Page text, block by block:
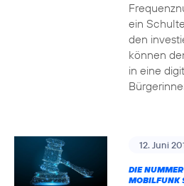
ein
den
können
in eine
12. Juni
DIE
MOBILFUNK